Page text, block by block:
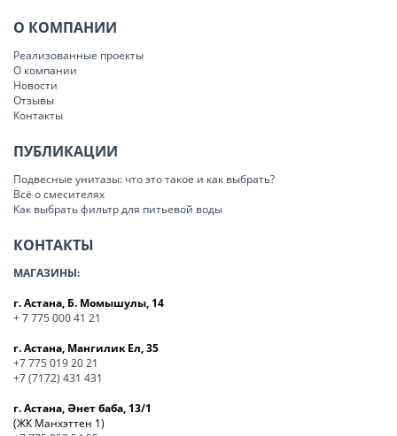
О КОМПАНИИ
Реализованные проекты
О компании
Новости
Отзывы
Контакты
ПУБЛИКАЦИИ
Подвесные унитазы: что это такое и как выбрать?
Всё о смесителях
Как выбрать фильтр для питьевой воды
КОНТАКТЫ
МАГАЗИНЫ:
г. Астана, Б. Момышулы, 14
+ 7 775 000 41 21
г. Астана, Мангилик Ел, 35
+7 775 019 20 21
+7 (7172) 431 431
г. Астана, Әнет баба, 13/1
(ЖК Манхэттен 1)